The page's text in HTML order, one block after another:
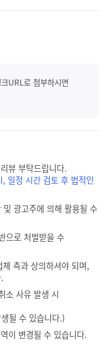
URL로 첨부하시면
뷰 부탁드립니다.
일정 시간 검토 후 법적인
광고주에 의해 활용될 수
으로 처벌받을 수
측과 상의하셔야 되며,
소 사유 발생 시
될 수 있습니다.)
이 변경될 수 있습니다.